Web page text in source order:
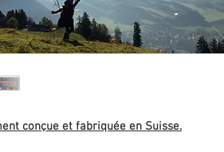
conçue et fabriquée en Suisse.